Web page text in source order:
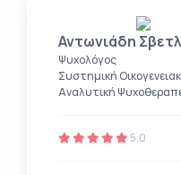
Αντωνιάδη
Ψυχολόγος
Συστημική
Αναλυτική
5.0